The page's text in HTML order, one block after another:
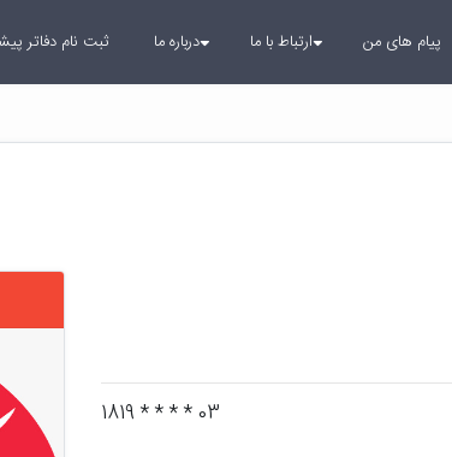
پیام های من ارتباط با ما درباره ما ثبت نام دفاتر
03 * * * * 1819